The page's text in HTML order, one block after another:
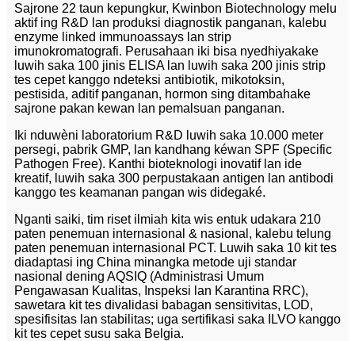
Sajrone 22 taun kepungkur, Kwinbon Biotechnology melu
aktif ing R&D lan produksi diagnostik panganan, kalebu
enzyme linked immunoassays lan strip
imunokromatografi. Perusahaan iki bisa nyedhiyakake
luwih saka 100 jinis ELISA lan luwih saka 200 jinis strip
tes cepet kanggo ndeteksi antibiotik, mikotoksin,
pestisida, aditif panganan, hormon sing ditambahake
sajrone pakan kewan lan pemalsuan panganan.
Iki nduwèni laboratorium R&D luwih saka 10.000 meter
persegi, pabrik GMP, lan kandhang kéwan SPF (Specific
Pathogen Free). Kanthi bioteknologi inovatif lan ide
kreatif, luwih saka 300 perpustakaan antigen lan antibodi
kanggo tes keamanan pangan wis didegaké.
Nganti saiki, tim riset ilmiah kita wis entuk udakara 210
paten penemuan internasional & nasional, kalebu telung
paten penemuan internasional PCT. Luwih saka 10 kit tes
diadaptasi ing China minangka metode uji standar
nasional dening AQSIQ (Administrasi Umum
Pengawasan Kualitas, Inspeksi lan Karantina RRC),
sawetara kit tes divalidasi babagan sensitivitas, LOD,
spesifisitas lan stabilitas; uga sertifikasi saka ILVO kanggo
kit tes cepet susu saka Belgia.